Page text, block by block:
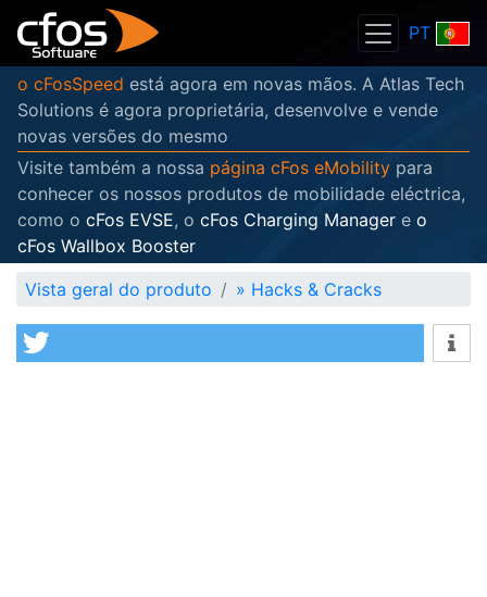
PT
o cFosSpeed está agora em novas mãos. A Atlas Tech
Solutions é agora proprietária, desenvolve e vende
novas versões do mesmo
Visite também a nossa página cFos eMobility para
conhecer os nossos produtos de mobilidade eléctrica,
como o cFos EVSE, o cFos Charging Manager e o
cFos Wallbox Booster
Vista geral do produto
» Hacks & Cracks